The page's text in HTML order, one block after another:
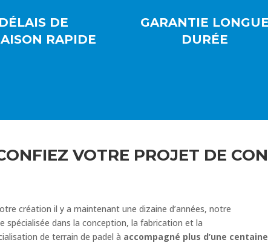
DÉLAIS DE
RAPIDE
GARANTIE LONGUE
DURÉE
VOTRE PROJET DE
création il y a maintenant une dizaine d’années, notre
spécialisée dans la conception, la fabrication et la
de terrain de padel à accompagné plus d’une centaine